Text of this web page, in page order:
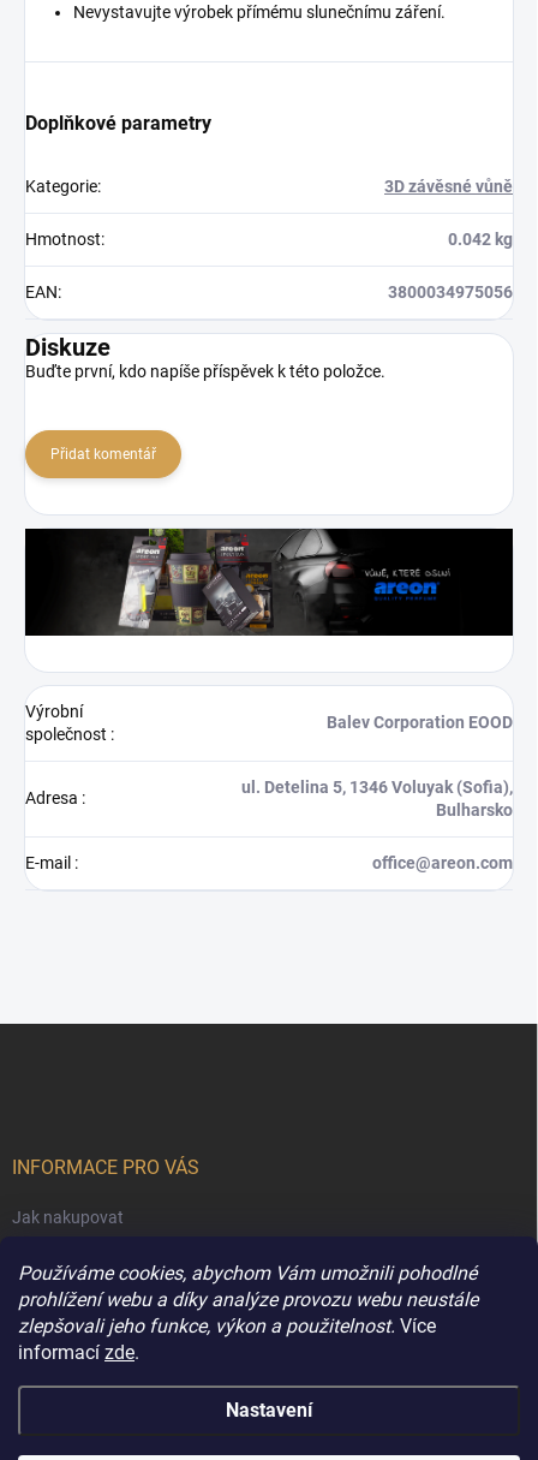
Používáme cookies, abychom Vám umožnili pohodlné
prohlížení webu a díky analýze provozu webu neustále
zlepšovali jeho funkce, výkon a použitelnost. Více
informací zde.
Nastavení
Nevystavujte výrobek přímému slunečnímu záření.
Doplňkové parametry
Kategorie: 3D závěsné vůně
Hmotnost: 0.042 kg
EAN: 3800034975056
Diskuze
Buďte první, kdo napíše příspěvek k této položce.
Přidat komentář
Výrobní
společnost :
Balev Corporation EOOD
Adresa :
ul. Detelina 5, 1346 Voluyak (Sofia),
Bulharsko
E-mail : office@areon.com
INFORMACE PRO VÁS
Jak nakupovat
Podmínky ochrany osobních údajů
Kontakty